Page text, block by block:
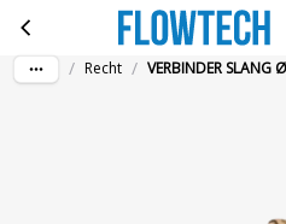
Ga naar hoofdinhoud
VERBINDER
/ Recht / VERBINDER